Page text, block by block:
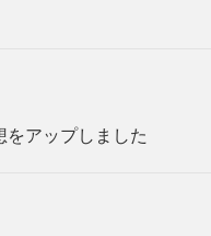
をアップしました